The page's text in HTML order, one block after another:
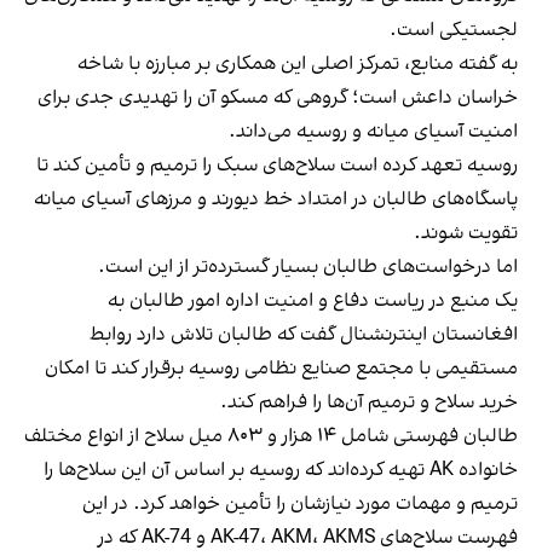
لجستیکی است.
به گفته منابع، تمرکز اصلی این همکاری بر مبارزه با شاخه
خراسان داعش است؛ گروهی که مسکو آن را تهدیدی جدی برای
امنیت آسیای میانه و روسیه می‌داند.
روسیه تعهد کرده است سلاح‌های سبک را ترمیم و تأمین کند تا
پاسگاه‌های طالبان در امتداد خط دیورند و مرزهای آسیای میانه
تقویت شوند.
اما درخواست‌های طالبان بسیار گسترده‌تر از این است.
یک منبع در ریاست دفاع و امنیت اداره امور طالبان به
افغانستان اینترنشنال گفت که طالبان تلاش دارد روابط
مستقیمی با مجتمع صنایع نظامی روسیه برقرار کند تا امکان
خرید سلاح و ترمیم آن‌ها را فراهم کند.
طالبان فهرستی شامل ۱۴ هزار و ۸۰۳ میل سلاح از انواع مختلف
خانواده AK تهیه کرده‌اند که روسیه بر اساس آن این سلاح‌ها را
ترمیم و مهمات مورد نیازشان را تأمین خواهد کرد. در این
فهرست سلاح‌های AK-47، AKM، AKMS و AK-74 که در